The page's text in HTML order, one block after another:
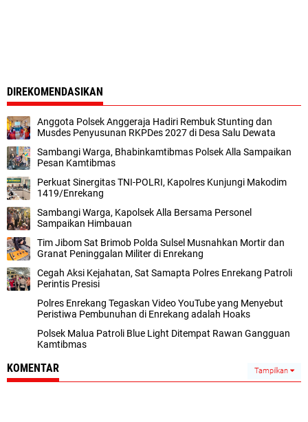
DIREKOMENDASIKAN
Anggota Polsek Anggeraja Hadiri Rembuk Stunting dan
Musdes Penyusunan RKPDes 2027 di Desa Salu Dewata
Sambangi Warga, Bhabinkamtibmas Polsek Alla Sampaikan
Pesan Kamtibmas
Perkuat Sinergitas TNI-POLRI, Kapolres Kunjungi Makodim
1419/Enrekang
Sambangi Warga, Kapolsek Alla Bersama Personel
Sampaikan Himbauan
Tim Jibom Sat Brimob Polda Sulsel Musnahkan Mortir dan
Granat Peninggalan Militer di Enrekang
Cegah Aksi Kejahatan, Sat Samapta Polres Enrekang Patroli
Perintis Presisi
Polres Enrekang Tegaskan Video YouTube yang Menyebut
Peristiwa Pembunuhan di Enrekang adalah Hoaks
Polsek Malua Patroli Blue Light Ditempat Rawan Gangguan
Kamtibmas
KOMENTAR Tampilkan